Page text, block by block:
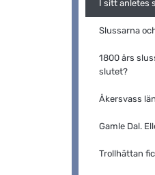
I sitt anletes
Slussarna
1800 års
slutet?
Åkersvass
Gamle Dal.
Trollhättan